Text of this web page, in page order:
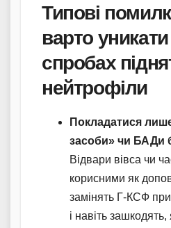
Типові
варто
спробах
нейтрофіли
Покладатися
засоби» чи БАДи
Відвари вівса чи
корисними як
замінять Г-КСФ при
і навіть